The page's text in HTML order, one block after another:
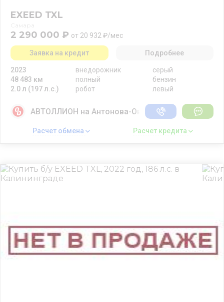
EXEED TXL
Самара
2 290 000 ₽ от 20 932 ₽/мес
2023
48 483 км
2.0 л (197 л.с.)
внедорожник
полный
робот
серый
бензин
левый
Заявка на кредит Подробнее
АВТОЛЛИОН на Антонова-Овсеенко
Расчет обмена Расчет кредита